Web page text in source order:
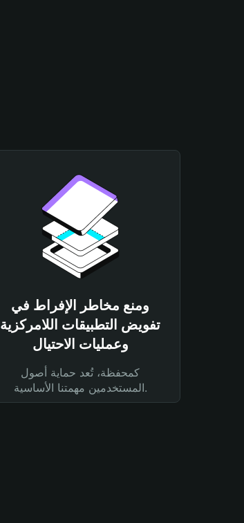
ومنع مخاطر الإفراط في
تفويض التطبيقات اللامركزية
وعمليات الاحتيال
كمحفظة، تُعد حماية أصول
المستخدمين مهمتنا الأساسية.